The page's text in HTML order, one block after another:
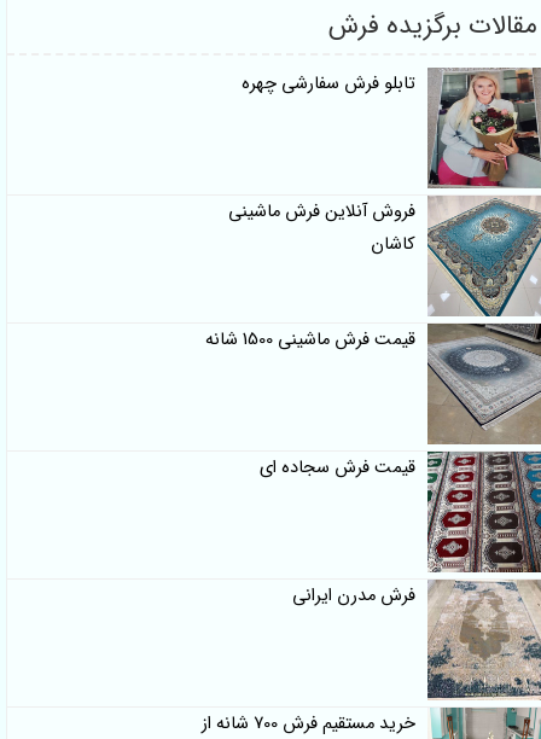
برگزیده فرش
تابلو فرش سفارشی چهره
فروش آنلاین فرش ماشینی
کاشان
قیمت فرش ماشینی 1500 شانه
قیمت فرش سجاده ای
فرش مدرن ایرانی
خرید مستقیم فرش 700 شانه از